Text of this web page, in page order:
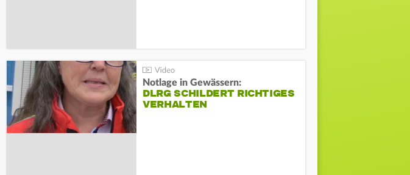
Notlage in Gewässern:
DLRG SCHILDERT RICHTIGES
VERHALTEN